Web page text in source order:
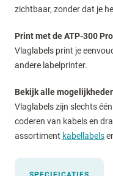
zichtbaar, zonder dat je
Print met de ATP-300 Pro
Vlaglabels print je
andere labelprinter.
Bekijk alle
Vlaglabels zijn slechts
coderen van kabels en
assortiment kabellabels